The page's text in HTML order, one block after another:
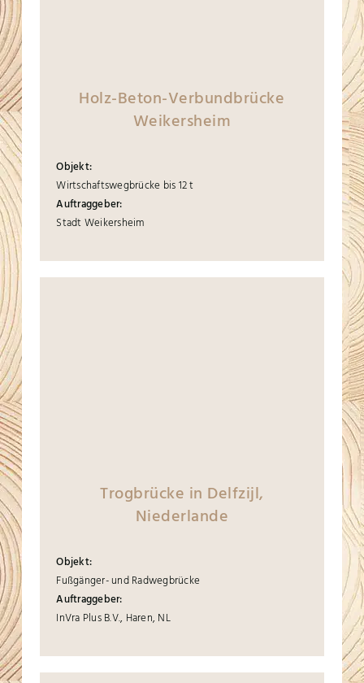
Holz-Beton-Verbundbrücke
Weikersheim
Objekt:
Wirtschaftswegbrücke bis 12 t
Auftraggeber:
Stadt Weikersheim
Trogbrücke in Delfzijl,
Niederlande
Objekt:
Fußgänger- und Radwegbrücke
Auftraggeber:
InVra Plus B.V., Haren, NL